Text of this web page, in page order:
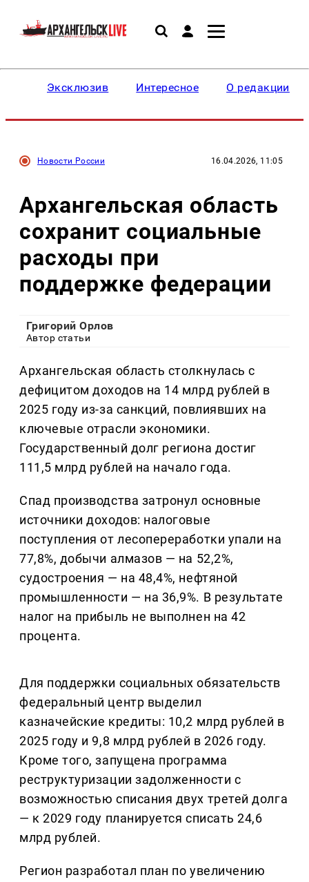
Эксклюзив Интересное О редакции
Новости России 16.04.2026, 11:05
Архангельская область
сохранит социальные
расходы при
поддержке федерации
Григорий Орлов
Автор статьи
Архангельская область столкнулась с
дефицитом доходов на 14 млрд рублей в
2025 году из-за санкций, повлиявших на
ключевые отрасли экономики.
Государственный долг региона достиг
111,5 млрд рублей на начало года.
Спад производства затронул основные
источники доходов: налоговые
поступления от лесопереработки упали на
77,8%, добычи алмазов — на 52,2%,
судостроения — на 48,4%, нефтяной
промышленности — на 36,9%. В результате
налог на прибыль не выполнен на 42
процента.
Для поддержки социальных обязательств
федеральный центр выделил
казначейские кредиты: 10,2 млрд рублей в
2025 году и 9,8 млрд рублей в 2026 году.
Кроме того, запущена программа
реструктуризации задолженности с
возможностью списания двух третей долга
— к 2029 году планируется списать 24,6
млрд рублей.
Регион разработал план по увеличению